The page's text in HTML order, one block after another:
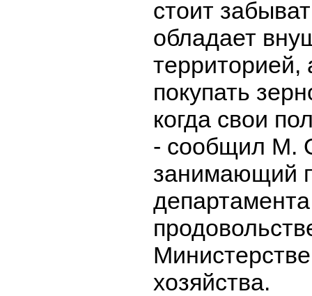
стоит
обладает
покупать
когда свои
- сообщил М.
занимающий
департамента
хозяйства.